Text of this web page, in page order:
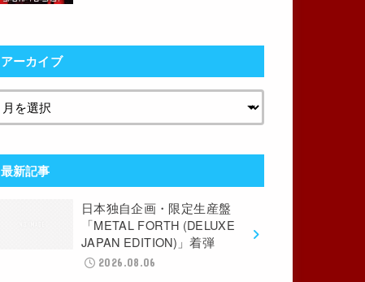
アーカイブ
最新記事
日本独自企画・限定生産盤
「METAL FORTH (DELUXE
JAPAN EDITION)」着弾
2026.08.06